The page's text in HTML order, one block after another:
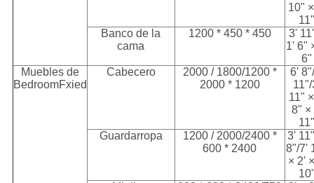
10"
Banco de la
cama
1200 * 450 * 450
3'
1' 6"
6"
Muebles de
BedroomFxied
Cabecero
2000 / 1800/1200 *
2000 * 1200
6'
11"
8" ×
Guardarropa
1200 / 2000/2400 *
600 * 2400
3'
8"/7'
× 2'